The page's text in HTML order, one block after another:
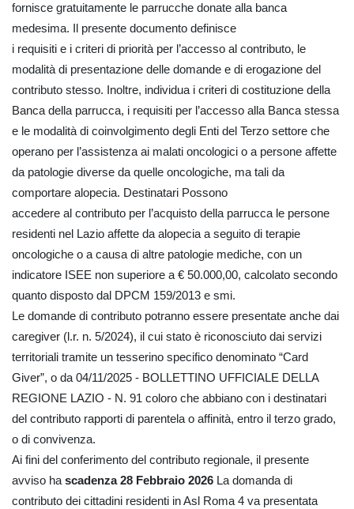
fornisce gratuitamente le parrucche donate alla banca
medesima. Il presente documento definisce
i requisiti e i criteri di priorità per l’accesso al contributo, le
modalità di presentazione delle domande e di erogazione del
contributo stesso. Inoltre, individua i criteri di costituzione della
Banca della parrucca, i requisiti per l’accesso alla Banca stessa
e le modalità di coinvolgimento degli Enti del Terzo settore che
operano per l’assistenza ai malati oncologici o a persone affette
da patologie diverse da quelle oncologiche, ma tali da
comportare alopecia. Destinatari Possono
accedere al contributo per l’acquisto della parrucca le persone
residenti nel Lazio affette da alopecia a seguito di terapie
oncologiche o a causa di altre patologie mediche, con un
indicatore ISEE non superiore a € 50.000,00, calcolato secondo
quanto disposto dal DPCM 159/2013 e smi.
Le domande di contributo potranno essere presentate anche dai
caregiver (l.r. n. 5/2024), il cui stato è riconosciuto dai servizi
territoriali tramite un tesserino specifico denominato “Card
Giver”, o da 04/11/2025 - BOLLETTINO UFFICIALE DELLA
REGIONE LAZIO - N. 91 coloro che abbiano con i destinatari
del contributo rapporti di parentela o affinità, entro il terzo grado,
o di convivenza.
Ai fini del conferimento del contributo regionale, il presente
avviso ha scadenza 28 Febbraio 2026 La domanda di
contributo dei cittadini residenti in Asl Roma 4 va presentata